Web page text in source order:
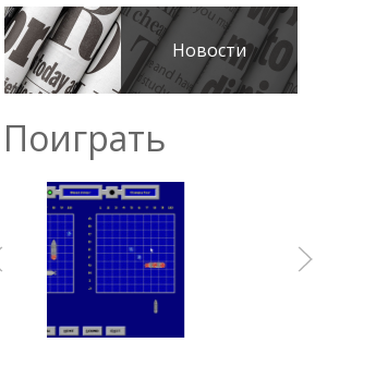
Новости
Поиграть